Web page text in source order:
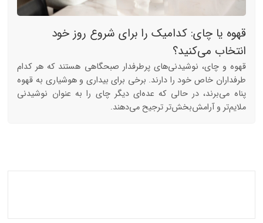
قهوه یا چای: کدامیک را برای شروع روز خود
انتخاب می‌کنید؟
قهوه و چای، نوشیدنی‌های پرطرفدار صبحگاهی هستند که هر کدام
طرفداران خاص خود را دارند. برخی برای بیداری و هوشیاری به قهوه
پناه می‌برند، در حالی که عده‌ای دیگر چای را به عنوان نوشیدنی
ملایم‌تر و آرامش‌بخش‌تر ترجیح می‌دهند.